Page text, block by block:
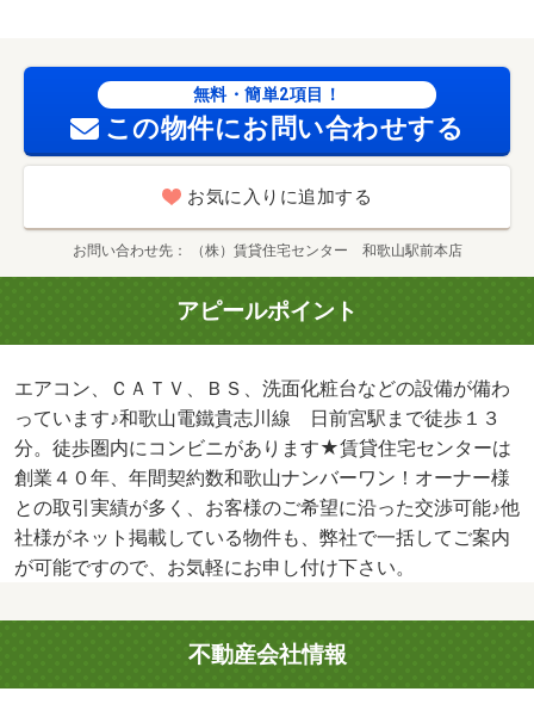
無料・簡単2項目！
この物件にお問い合わせする
お気に入りに追加する
お問い合わせ先 （株）賃貸住宅センター 和歌山駅前本店
アピールポイント
エアコン、ＣＡＴＶ、ＢＳ、洗面化粧台などの設備が備わ
っています♪和歌山電鐵貴志川線 日前宮駅まで徒歩１３
分。徒歩圏内にコンビニがあります★賃貸住宅センターは
創業４０年、年間契約数和歌山ナンバーワン！オーナー様
との取引実績が多く、お客様のご希望に沿った交渉可能♪他
社様がネット掲載している物件も、弊社で一括してご案内
が可能ですので、お気軽にお申し付け下さい。
不動産会社情報